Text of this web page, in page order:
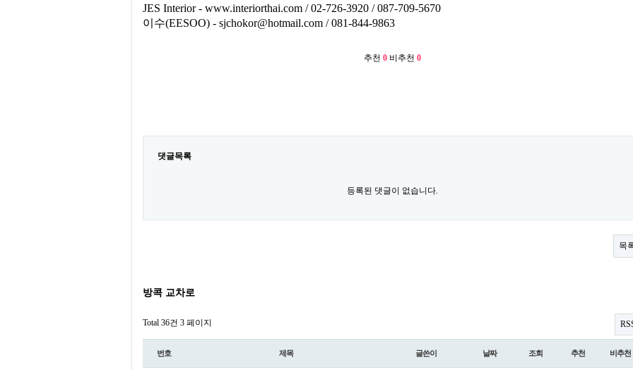
JES Interior - www.interiorthai.com / 02-726-3920 / 087-709-5670
이수(EESOO) - sjchokor@hotmail.com / 081-844-9863
추천 0 비추천 0
댓글목록
등록된 댓글이 없습니다.
목
방콕 교차로
Total 36건 3 페이지
번호 제목 글쓴이 날짜 조회 추천 비추천